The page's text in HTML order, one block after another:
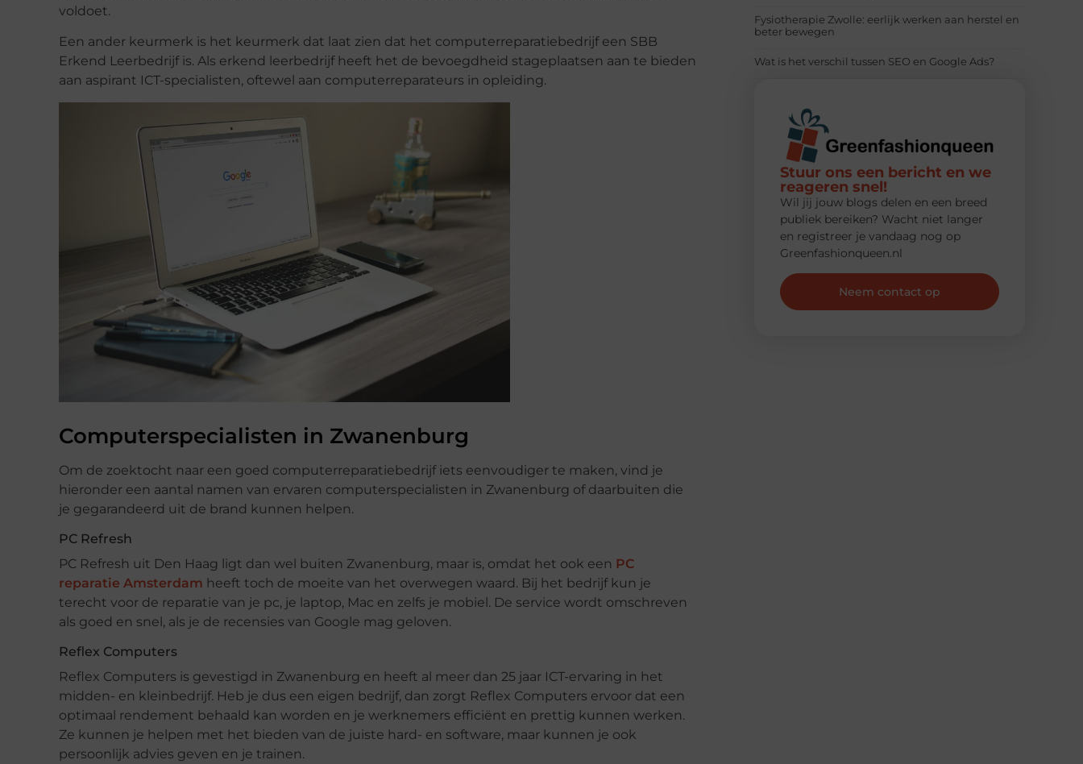
voldoet.
Een ander keurmerk is het keurmerk dat laat zien dat het computerreparatiebedrijf een SBB
Erkend Leerbedrijf is. Als erkend leerbedrijf heeft het de bevoegdheid stageplaatsen aan te bieden
aan aspirant ICT-specialisten, oftewel aan computerreparateurs in opleiding.
Computerspecialisten in Zwanenburg
Om de zoektocht naar een goed computerreparatiebedrijf iets eenvoudiger te maken, vind je
hieronder een aantal namen van ervaren computerspecialisten in Zwanenburg of daarbuiten die
je gegarandeerd uit de brand kunnen helpen.
PC Refresh
PC Refresh uit Den Haag ligt dan wel buiten Zwanenburg, maar is, omdat het ook een PC
reparatie Amsterdam heeft toch de moeite van het overwegen waard. Bij het bedrijf kun je
terecht voor de reparatie van je pc, je laptop, Mac en zelfs je mobiel. De service wordt omschreven
als goed en snel, als je de recensies van Google mag geloven.
Reflex Computers
Reflex Computers is gevestigd in Zwanenburg en heeft al meer dan 25 jaar ICT-ervaring in het
midden- en kleinbedrijf. Heb je dus een eigen bedrijf, dan zorgt Reflex Computers ervoor dat een
optimaal rendement behaald kan worden en je werknemers efficiënt en prettig kunnen werken.
Ze kunnen je helpen met het bieden van de juiste hard- en software, maar kunnen je ook
persoonlijk advies geven en je trainen.
Fysiotherapie Zwolle: eerlijk werken aan herstel en
beter bewegen
Wat is het verschil tussen SEO en Google Ads?
Stuur ons een bericht en we
reageren snel!
Wil jij jouw blogs delen en een breed
publiek bereiken? Wacht niet langer
en registreer je vandaag nog op
Greenfashionqueen.nl
Neem contact op